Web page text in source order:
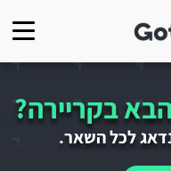
בקריירה?
לכל השאר.